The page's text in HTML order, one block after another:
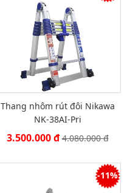
Thang nhôm rút đôi Nikawa
NK-38AI-Pri
3.500.000 đ4.080.000 đ
-11%